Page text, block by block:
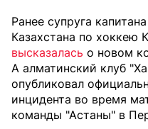
Ранее супруга
Казахстана по хоккею
высказалась о новом
А алматинский клуб
опубликовал
инцидента во время
команды "Астаны" в